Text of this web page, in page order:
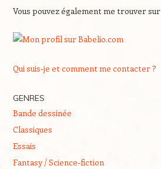
Vous pouvez également me trouver sur
Qui suis-je et comment me contacter ?
GENRES
Bande dessinée
Classiques
Essais
Fantasy / Science-fiction